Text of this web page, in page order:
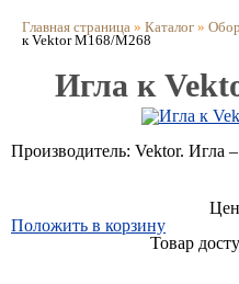
Главная страница » Каталог »
к Vektor М168/M268
Игла к
Производитель: Vektor. Игла
Положить в корзину
Товар